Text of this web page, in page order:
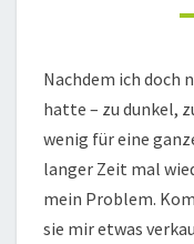
Nachdem ich doch
hatte – zu dunkel,
wenig für eine
langer Zeit mal
mein Problem.
sie mir etwas